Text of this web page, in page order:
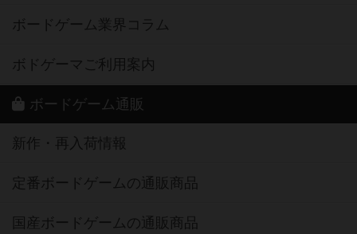
ボードゲーム業界コラム
ボドゲーマご利用案内
ボードゲーム通販
新作・再入荷情報
定番ボードゲームの通販商品
国産ボードゲームの通販商品